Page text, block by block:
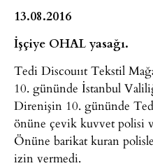
13.08.2016
İşçiye OHAL yasağı.
Tedi Discouııt Tekstil
10. gününde İstanbul
Direnişin 10. gününde
önüne çevik kuvvet
Önüne barikat kuran
izin vermedi.